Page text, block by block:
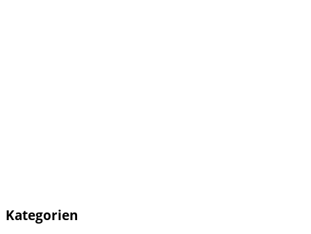
Kategorien